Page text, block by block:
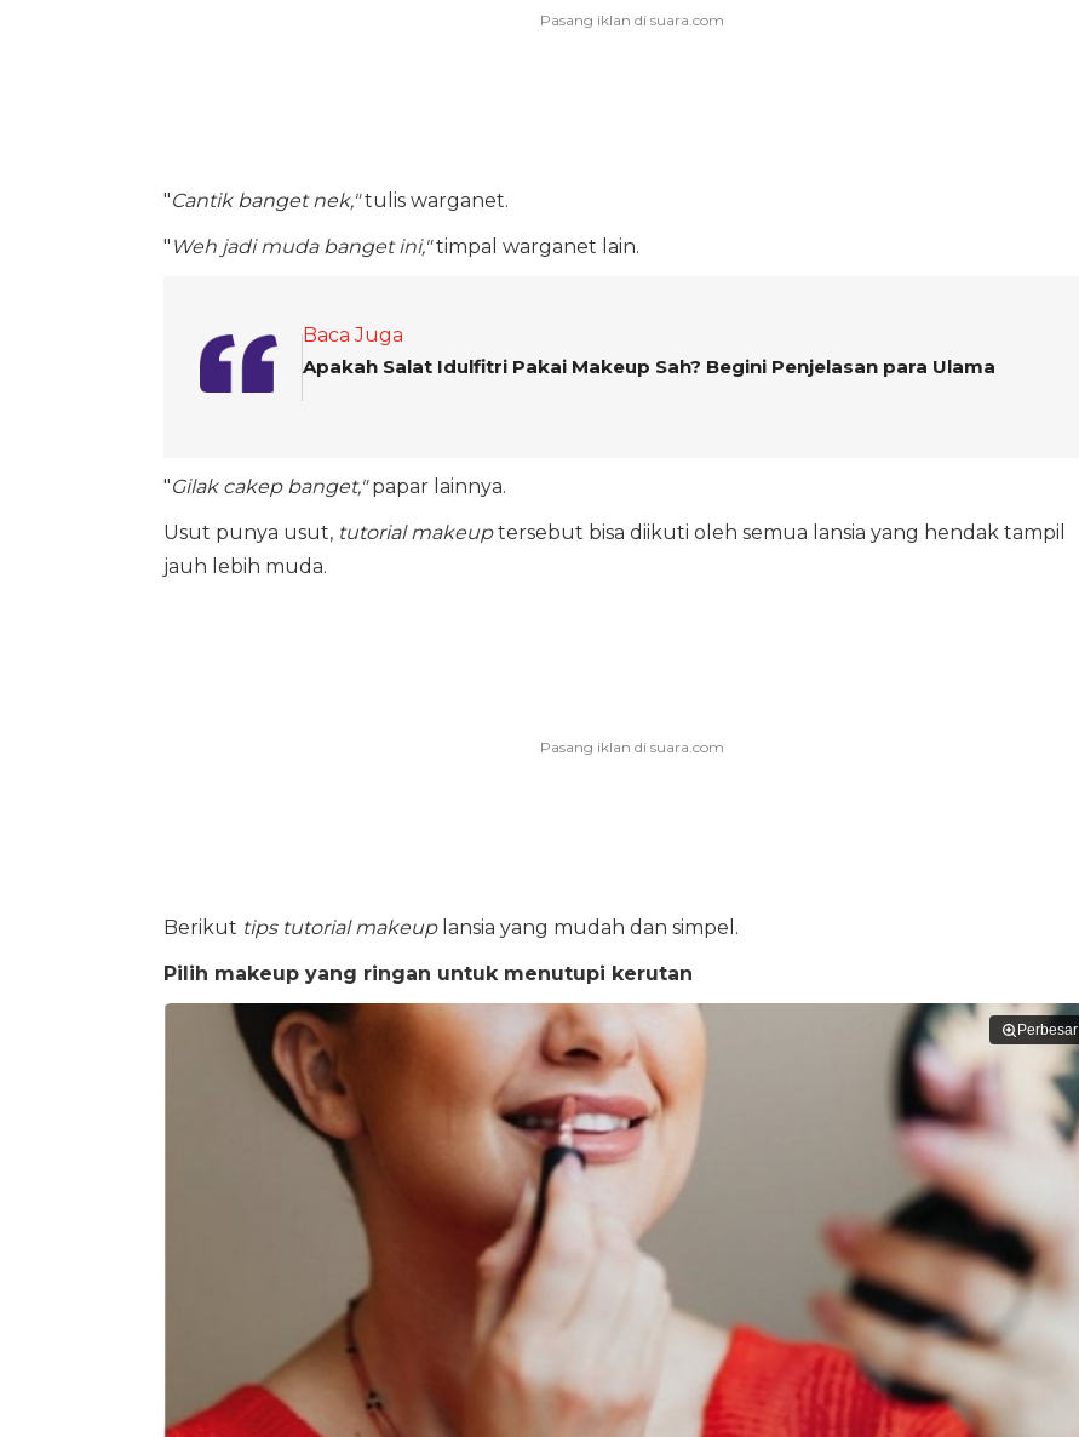
"Cantik banget nek,"tulis warganet.
" Weh jadi muda banget ini,"timpal warganet lain.
Baca Juga
Apakah Salat Idulfitri Pakai Makeup Sah? Begini Penjelasan para Ulama
"Gilak cakep banget,"papar lainnya.
Usut punya usut, tutorial makeuptersebut bisa diikuti oleh semua lansia yang hendak tampil
jauh lebih muda.
Berikut tips tutorial makeup lansia yang mudah dan simpel.
Pilih makeup yang ringan untuk menutupi kerutan
Perbesar